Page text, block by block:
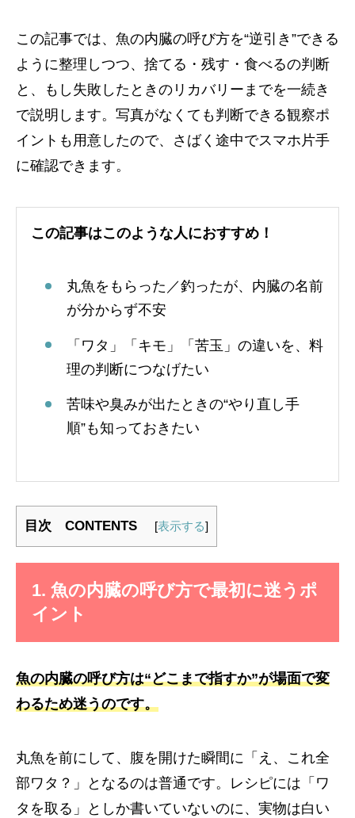
この記事では、魚の内臓の呼び方を“逆引き”できる
ように整理しつつ、捨てる・残す・食べるの判断
と、もし失敗したときのリカバリーまでを一続き
で説明します。写真がなくても判断できる観察ポ
イントも用意したので、さばく途中でスマホ片手
に確認できます。
この記事はこのような人におすすめ！
丸魚をもらった／釣ったが、内臓の名前
が分からず不安
「ワタ」「キモ」「苦玉」の違いを、料
理の判断につなげたい
苦味や臭みが出たときの“やり直し手
順”も知っておきたい
目次 CONTENTS [表示する]
1. 魚の内臓の呼び方で最初に迷うポ
イント
魚の内臓の呼び方は“どこまで指すか”が場面で変
わるため迷うのです。
丸魚を前にして、腹を開けた瞬間に「え、これ全
部ワタ？」となるのは普通です。レシピには「ワ
タを取る」としか書いていないのに、実物は白い